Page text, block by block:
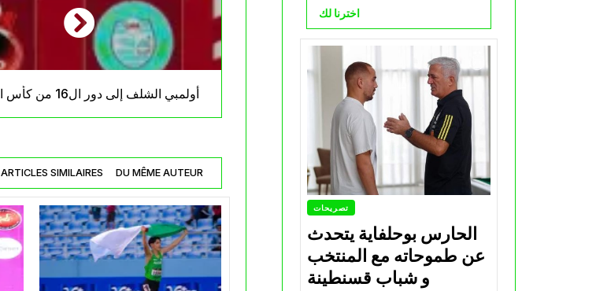
أولمبي الشلف إلى دور ال16 من كأس الجمهورية
ARTICLES SIMILAIRES DU MÊME AUTEUR
اخترنا لك
تصريحات
الحارس بوحلفاية يتحدث
عن طموحاته مع المنتخب
و شباب قسنطينة